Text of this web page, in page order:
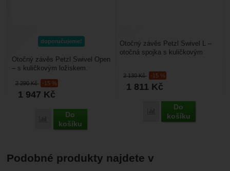
doporučujeme!
2 290Kč -15 %
1 947 Kč
Porovnat
Do
košíku
Otočný závěs Petzl Swivel Open
– s kuličkovým ložiskem.
jiných pracovních...
2 130Kč -15 %
1 811 Kč
Porovnat
Do
košíku
Otočný závěs Petzl Swivel L –
otočná spojka s kuličkovým
lana. Pracovní...
Podobné produkty najdete v